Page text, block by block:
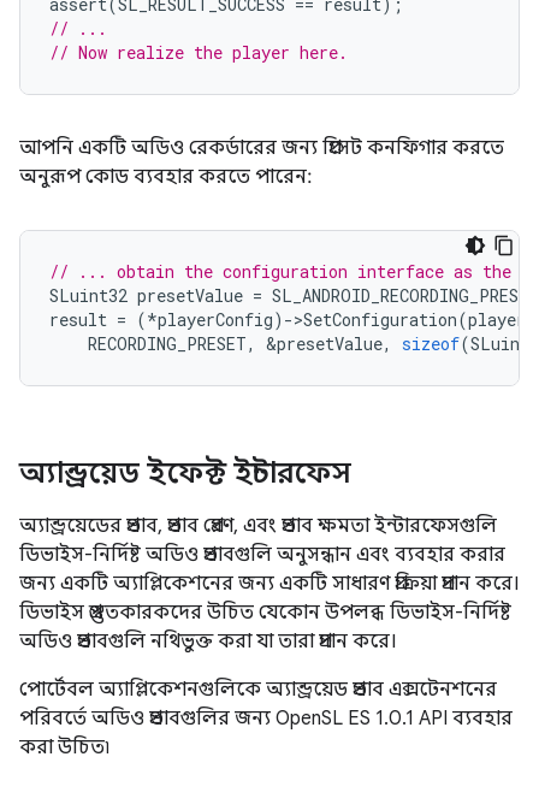
// ...
// Now realize the player here.
আপনি একটি অডিও রেকর্ডারের জন্য প্রিসেট কনফিগার করতে
অনুরূপ কোড ব্যবহার করতে পারেন:
// ... obtain the configuration interface as the
SLuint32 presetValue =
result = (*playerConfig) ->SetConfiguration(
RECORDING_PRESET, &presetValue, sizeof(
অ্যান্ড্রয়েড ইফেক্ট ইন্টারফেস
অ্যান্ড্রয়েডের প্রভাব, প্রভাব প্রেরণ, এবং প্রভাব ক্ষমতা ইন্টারফেসগুলি
ডিভাইস-নির্দিষ্ট অডিও প্রভাবগুলি অনুসন্ধান এবং ব্যবহার করার
জন্য একটি অ্যাপ্লিকেশনের জন্য একটি সাধারণ প্রক্রিয়া প্রদান করে।
ডিভাইস প্রস্তুতকারকদের উচিত যেকোন উপলব্ধ ডিভাইস-নির্দিষ্ট
অডিও প্রভাবগুলি নথিভুক্ত করা যা তারা প্রদান করে।
পোর্টেবল অ্যাপ্লিকেশনগুলিকে অ্যান্ড্রয়েড প্রভাব এক্সটেনশনের
পরিবর্তে অডিও প্রভাবগুলির জন্য OpenSL ES 1.0.1 API ব্যবহার
করা উচিত৷